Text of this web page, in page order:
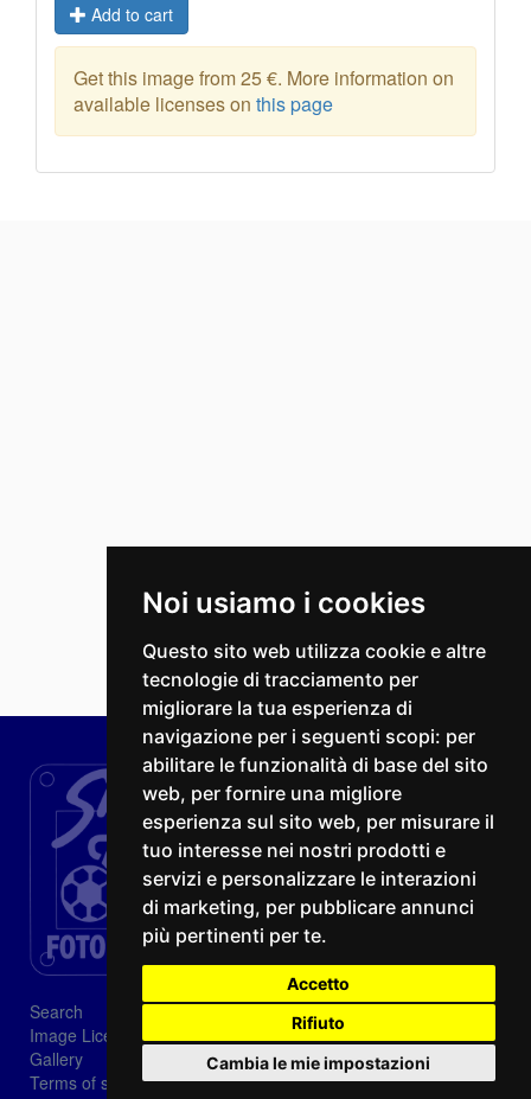
Noi usiamo i cookies
Questo sito web utilizza cookie e altre
tecnologie di tracciamento per
migliorare la tua esperienza di
navigazione per i seguenti scopi: per
abilitare le funzionalità di base del sito
web, per fornire una migliore
esperienza sul sito web, per misurare il
tuo interesse nei nostri prodotti e
servizi e personalizzare le interazioni
di marketing, per pubblicare annunci
più pertinenti per te.
Accetto
Rifiuto
Cambia le mie impostazioni
Add to cart
Get this image from 25 €. More information on
available licenses on this page
Search
Image Licenses
Gallery
Terms of sale